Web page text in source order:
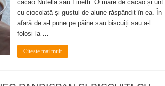
cacao Nutella sau Finetti. O mare de cacao și unt
cu ciocolată și gustul de alune răspândit în ea. În
afară de a-l pune pe pâine sau biscuiți sau a-l
folosi la …
Citeste mai mult